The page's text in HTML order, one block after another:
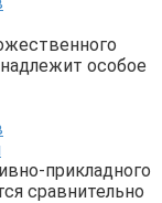
особое
прикладного
сравнительно